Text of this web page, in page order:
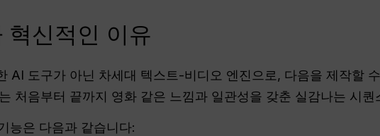
혁신적인 이유
AI 도구가 아닌 차세대 텍스트-비디오 엔진으로, 다음을 제작할
처음부터 끝까지 영화 같은 느낌과 일관성을 갖춘 실감나는 시퀀
능은 다음과 같습니다: